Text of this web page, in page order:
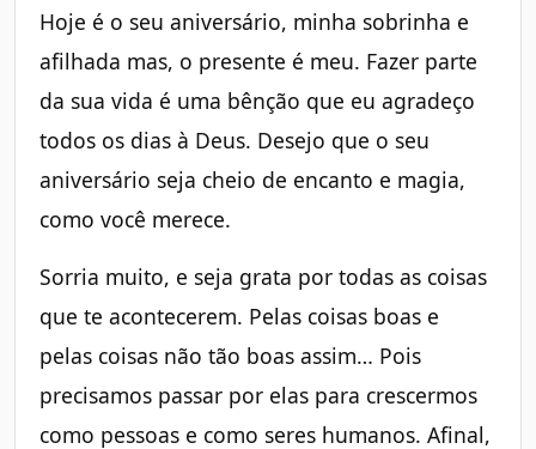
Hoje é o seu aniversário, minha sobrinha e
afilhada mas, o presente é meu. Fazer parte
da sua vida é uma bênção que eu agradeço
todos os dias à Deus. Desejo que o seu
aniversário seja cheio de encanto e magia,
como você merece.
Sorria muito, e seja grata por todas as coisas
que te acontecerem. Pelas coisas boas e
pelas coisas não tão boas assim… Pois
precisamos passar por elas para crescermos
como pessoas e como seres humanos. Afinal,